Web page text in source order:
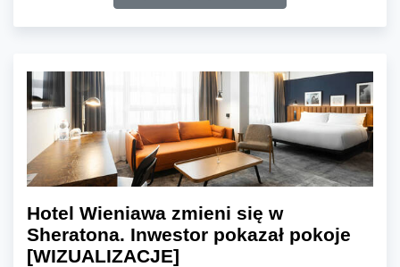
Hotel Wieniawa zmieni się w
Sheratona. Inwestor pokazał pokoje
[WIZUALIZACJE]